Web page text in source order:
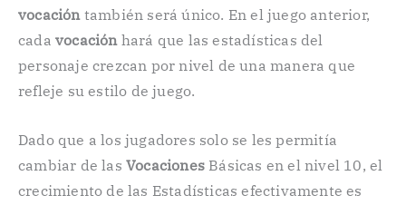
vocacióntambién será único. En el juego anterior,
cada vocaciónhará que las estadísticas del
personaje crezcan por nivel de una manera que
refleje su estilo de juego.
Dado que a los jugadores solo se les permitía
cambiar de las Vocaciones Básicas en el nivel 10, el
crecimiento de las Estadísticas efectivamente es